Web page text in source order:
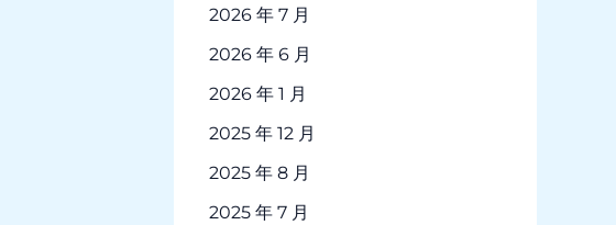
2026 年 7 月
2026 年 6 月
2026 年 1 月
2025 年 12 月
2025 年 8 月
2025 年 7 月